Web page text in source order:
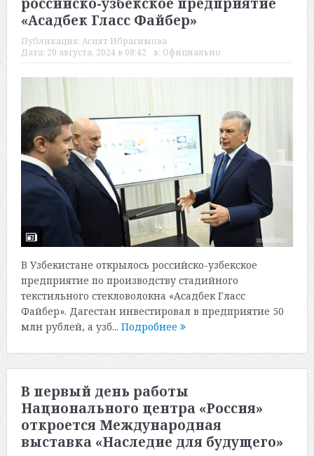
российско-узбекское предприятие
«Асадбек Гласс Файбер»
Публикация: Асият Ибрагимова
Дата: 20 августа, 2024 в 08:42 в: Официально
В Узбекистане открылось российско-узбекское
предприятие по производству стадийного
текстильного стекловолокна «Асадбек Гласс
Файбер». Дагестан инвестировал в предприятие 50
млн рублей, а узб... Подробнее
В первый день работы
Национального центра «Россия»
откроется Международная
выставка «Наследие для будущего»